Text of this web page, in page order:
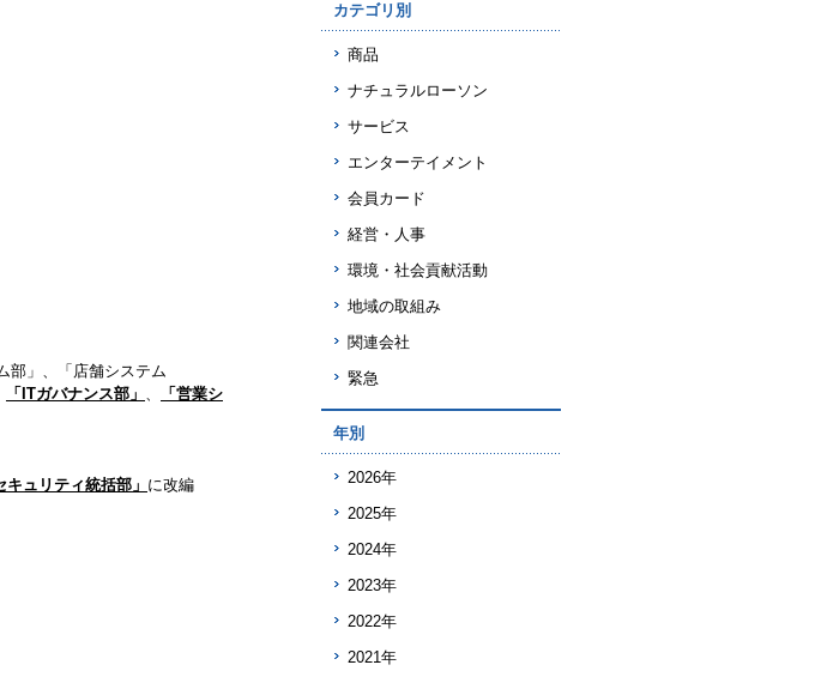
部」、「店舗システム
「ITガバナンス部」 、
「営業シ
キュリティ統括部」 に改編
カテゴリ別
商品
ナチュラルローソン
サービス
エンターテイメント
会員カード
経営・人事
環境・社会貢献活動
地域の取組み
関連会社
緊急
年別
2026年
2025年
2024年
2023年
2022年
2021年